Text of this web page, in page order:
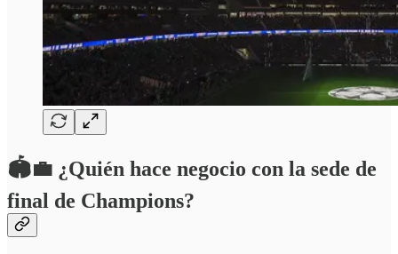
🏟️💼 ¿Quién hace negocio con la sede de
final de Champions?